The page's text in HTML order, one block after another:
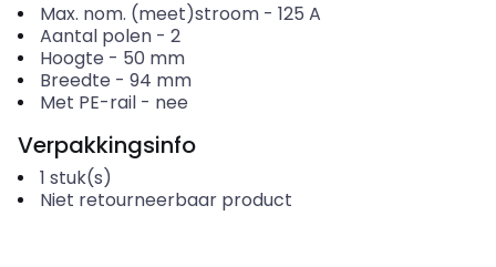
Max. nom. (meet)stroom- 125 A
Aantal polen- 2
Hoogte - 50 mm
Breedte - 94 mm
Met PE-rail- nee
Verpakkingsinfo
1 stuk(s)
Niet retourneerbaar product